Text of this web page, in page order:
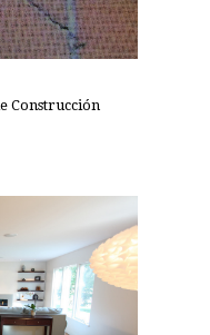
Construcción